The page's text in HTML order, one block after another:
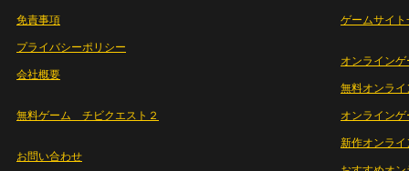
免責事項
プライバシーポリシー
会社概要
無料ゲーム チビクエスト２
お問い合わせ
ゲームサイト
オンラインゲ
無料オンライ
オンライン
新作オンライ